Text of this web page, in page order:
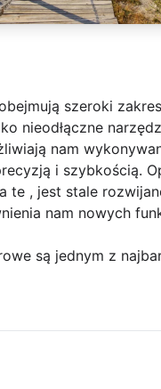
szeroki
nieodłączne
nam
i szybkością.
te , jest stale
nam nowych
są jednym z